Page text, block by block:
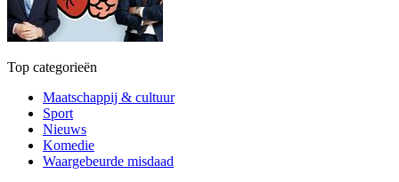
Top categorieën
Maatschappij & cultuur
Sport
Nieuws
Komedie
Waargebeurde misdaad